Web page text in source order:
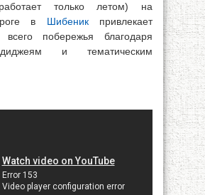
только летом) на
в Шибеникпривлекает
побережья благодаря
и тематическим